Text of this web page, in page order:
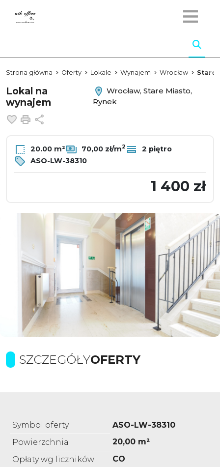
Strona główna Oferty Lokale Wynajem Wrocław Stare
Lokal na
wynajem
Wrocław, Stare Miasto,
Rynek
Dodaj do ulubionych
Drukuj
20.00 m² 70,00 zł/m2
2 piętro
ASO-LW-38310
1 400 zł
SZCZEGÓŁYOFERTY
Symbol oferty
ASO-LW-38310
Powierzchnia
20,00 m²
Opłaty wg liczników
CO